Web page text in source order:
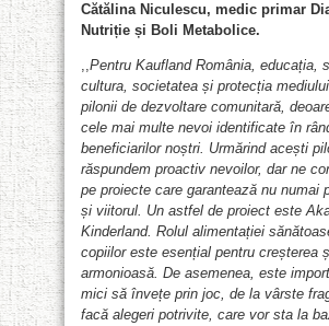
Cătălina Niculescu, medic primar
Nutriție și Boli Metabolice.
,,Pentru Kaufland România, educația,
cultura, societatea și protecția
pilonii de dezvoltare comunitară,
cele mai multe nevoi identificate în
beneficiarilor noștri. Urmărind acești
răspundem proactiv nevoilor, dar ne
pe proiecte care garantează nu numai
și viitorul. Un astfel de proiect este
Kinderland. Rolul alimentației
copiilor este esențial pentru creșterea
armonioasă. De asemenea, este
mici să învețe prin joc, de la vârste
facă alegeri potrivite, care vor sta la